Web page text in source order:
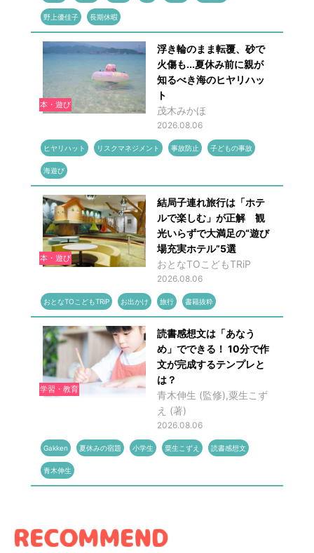
野上優佳子 長期休暇
本・遊び
浮き輪のまま転覆、砂で
火傷も...夏休み前に親が
知るべき海のヒヤリハッ
ト
茂木みかほ
2026.08.06
ヒヤリハット リスクマネジメント 事故防止 子どもの事故
海遊び
本・遊び
結局子連れ旅行は「ホテ
ルで楽しむ」が正解 観
光いらずで大満足の“遊び
場充実ホテル”5選
おとなTOこどもTRiP
2026.08.06
おとなTOこどもTRiP お出かけ 旅行 書籍抜粋
学習・教育
読書感想文は「あなう
め」でできる！ 10分で作
文が完成するテンプレと
は？
青木伸生 (監修),粟生こず
え (著)
2026.08.06
Gakken 夏休みの宿題 小学生 粟生こずえ 読書感想文
青木伸生